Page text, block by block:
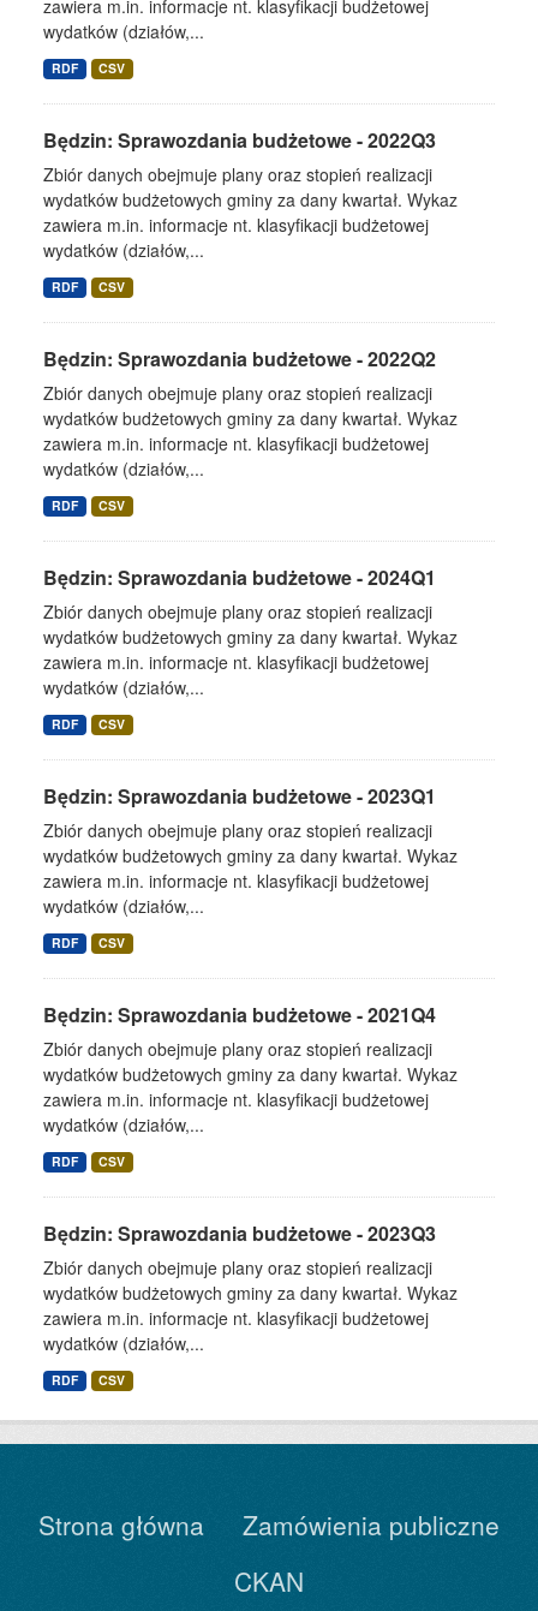
zawiera m.in. informacje nt. klasyfikacji budżetowej
wydatków (działów,...
RDF CSV
Będzin: Sprawozdania budżetowe - 2022Q3
Zbiór danych obejmuje plany oraz stopień realizacji
wydatków budżetowych gminy za dany kwartał. Wykaz
zawiera m.in. informacje nt. klasyfikacji budżetowej
wydatków (działów,...
RDF CSV
Będzin: Sprawozdania budżetowe - 2022Q2
Zbiór danych obejmuje plany oraz stopień realizacji
wydatków budżetowych gminy za dany kwartał. Wykaz
zawiera m.in. informacje nt. klasyfikacji budżetowej
wydatków (działów,...
RDF CSV
Będzin: Sprawozdania budżetowe - 2024Q1
Zbiór danych obejmuje plany oraz stopień realizacji
wydatków budżetowych gminy za dany kwartał. Wykaz
zawiera m.in. informacje nt. klasyfikacji budżetowej
wydatków (działów,...
RDF CSV
Będzin: Sprawozdania budżetowe - 2023Q1
Zbiór danych obejmuje plany oraz stopień realizacji
wydatków budżetowych gminy za dany kwartał. Wykaz
zawiera m.in. informacje nt. klasyfikacji budżetowej
wydatków (działów,...
RDF CSV
Będzin: Sprawozdania budżetowe - 2021Q4
Zbiór danych obejmuje plany oraz stopień realizacji
wydatków budżetowych gminy za dany kwartał. Wykaz
zawiera m.in. informacje nt. klasyfikacji budżetowej
wydatków (działów,...
RDF CSV
Będzin: Sprawozdania budżetowe - 2023Q3
Zbiór danych obejmuje plany oraz stopień realizacji
wydatków budżetowych gminy za dany kwartał. Wykaz
zawiera m.in. informacje nt. klasyfikacji budżetowej
wydatków (działów,...
RDF CSV
Strona główna
Zamówienia publiczne
CKAN